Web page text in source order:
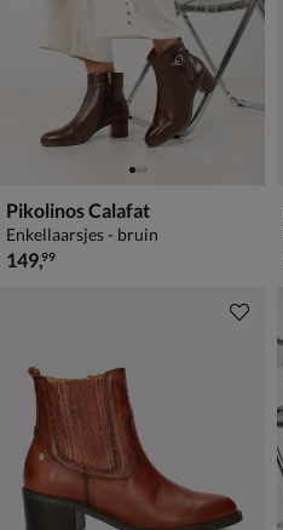
Pikolinos Calafat
Enkellaarsjes - bruin
€ 149,99
149,99